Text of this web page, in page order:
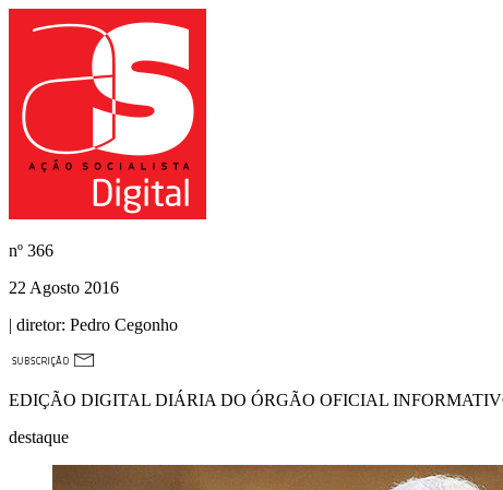
nº 366
22 Agosto 2016
| diretor: Pedro Cegonho
EDIÇÃO DIGITAL DIÁRIA DO ÓRGÃO OFICIAL
destaque